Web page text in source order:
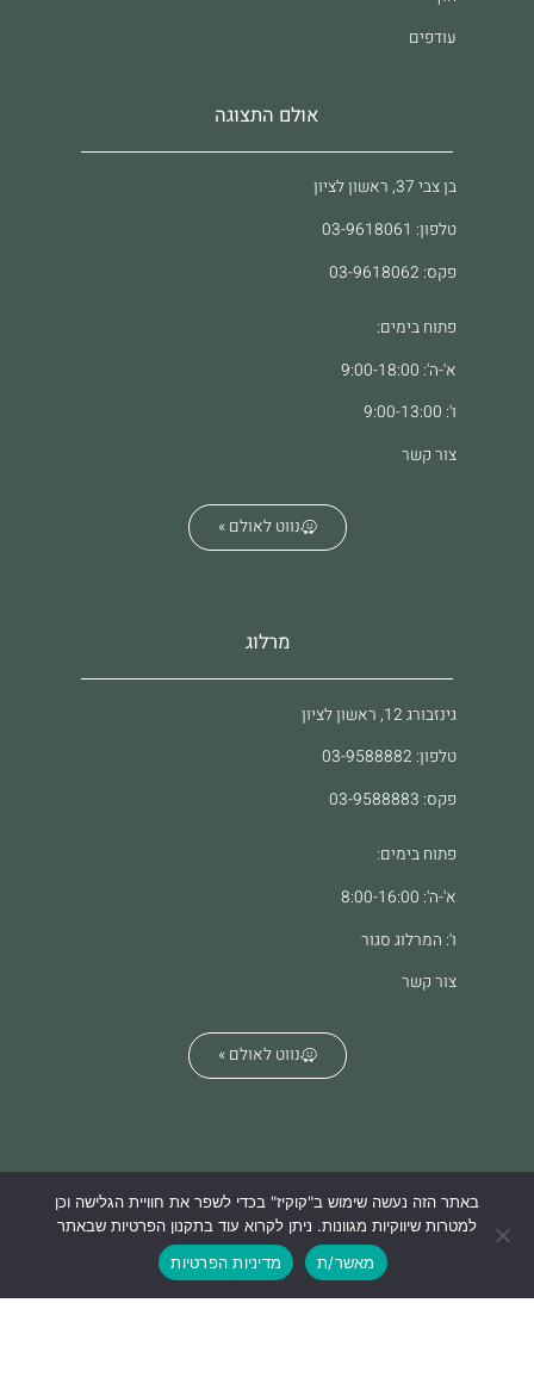
עודפים
אולם התצוגה
בן צבי 37, ראשון לציון
טלפון: 03-9618061
פקס: 03-9618062
פתוח בימים:
א'-ה': 9:00-18:00
ו': 9:00-13:00
צור קשר
נווט לאולם »
מרלוג
גינזבורג 12, ראשון לציון
טלפון: 03-9588882
פקס: 03-9588883
פתוח בימים:
א'-ה': 8:00-16:00
ו': המרלוג סגור
צור קשר
נווט לאולם »
הצהרת נגישות מדיניות הפרטיות
We build & design websites. what's your superpower?Lifko Digital
באתר הזה נעשה שימוש ב"קוקיז" בכדי לשפר את חוויית הגלישה וכן
למטרות שיווקיות מגוונות. ניתן לקרוא עוד בתקנון הפרטיות שבאתר
מאשר/ת
מדיניות הפרטיות